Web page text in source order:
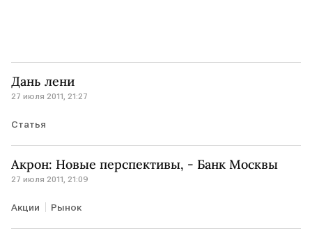
Дань лени
27 июля 2011, 21:27
Статья
Акрон: Новые перспективы, - Банк Москвы
27 июля 2011, 21:09
Акции Рынок